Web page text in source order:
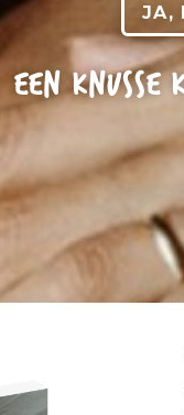
JA,
EEN KNUSSE